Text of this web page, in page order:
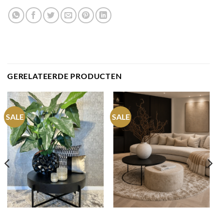
GERELATEERDE PRODUCTEN
SALE SALE